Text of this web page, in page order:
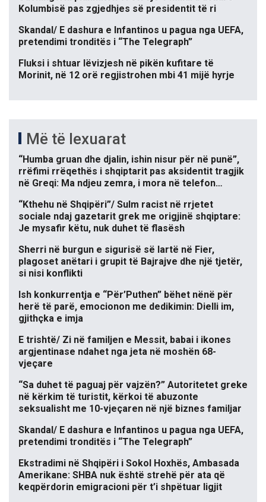
Kolumbisë pas zgjedhjes së presidentit të ri
Skandal/ E dashura e Infantinos u pagua nga UEFA,
pretendimi tronditës i “The Telegraph”
Fluksi i shtuar lëvizjesh në pikën kufitare të
Morinit, në 12 orë regjistrohen mbi 41 mijë hyrje
Më të lexuarat
“Humba gruan dhe djalin, ishin nisur për në punë”,
rrëfimi rrëqethës i shqiptarit pas aksidentit tragjik
në Greqi: Ma ndjeu zemra, i mora në telefon…
“Kthehu në Shqipëri”/ Sulm racist në rrjetet
sociale ndaj gazetarit grek me origjinë shqiptare:
Je mysafir këtu, nuk duhet të flasësh
Sherri në burgun e sigurisë së lartë në Fier,
plagoset anëtari i grupit të Bajrajve dhe një tjetër,
si nisi konflikti
Ish konkurrentja e “Për’Puthen” bëhet nënë për
herë të parë, emocionon me dedikimin: Dielli im,
gjithçka e imja
E trishtë/ Zi në familjen e Messit, babai i ikones
argjentinase ndahet nga jeta në moshën 68-
vjeçare
“Sa duhet të paguaj për vajzën?” Autoritetet greke
në kërkim të turistit, kërkoi të abuzonte
seksualisht me 10-vjeçaren në një biznes familjar
Skandal/ E dashura e Infantinos u pagua nga UEFA,
pretendimi tronditës i “The Telegraph”
Ekstradimi në Shqipëri i Sokol Hoxhës, Ambasada
Amerikane: SHBA nuk është strehë për ata që
keqpërdorin emigracioni për t’i shpëtuar ligjit